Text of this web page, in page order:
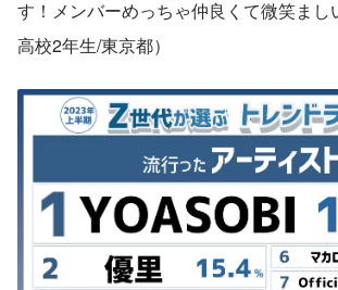
す！メンバーめっちゃ仲良くて微笑まし
高校2年生/東京都）